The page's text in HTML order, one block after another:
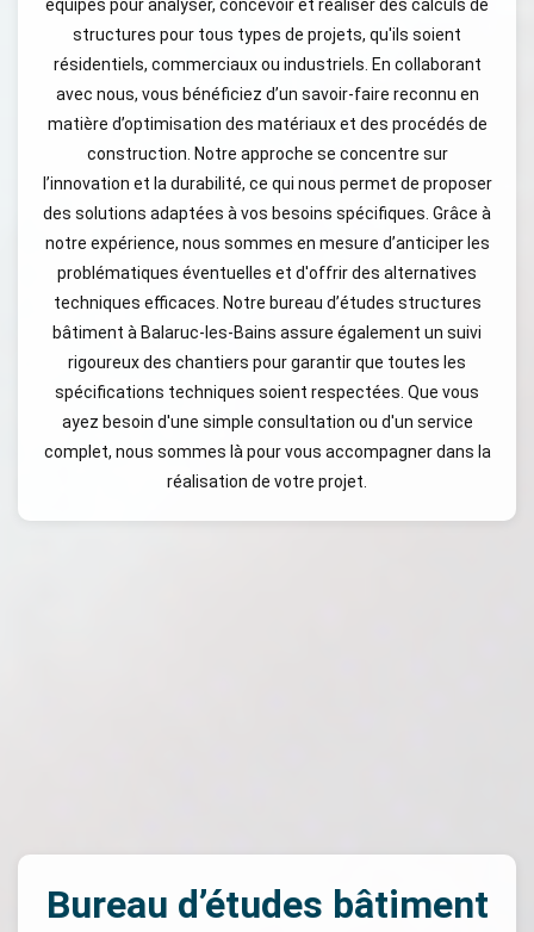
équipés pour analyser, concevoir et réaliser des calculs de
structures pour tous types de projets, qu'ils soient
résidentiels, commerciaux ou industriels. En collaborant
avec nous, vous bénéficiez d’un savoir-faire reconnu en
matière d’optimisation des matériaux et des procédés de
construction. Notre approche se concentre sur
l’innovation et la durabilité, ce qui nous permet de proposer
des solutions adaptées à vos besoins spécifiques. Grâce à
notre expérience, nous sommes en mesure d’anticiper les
problématiques éventuelles et d'offrir des alternatives
techniques efficaces. Notre bureau d’études structures
bâtiment à Balaruc-les-Bains assure également un suivi
rigoureux des chantiers pour garantir que toutes les
spécifications techniques soient respectées. Que vous
ayez besoin d'une simple consultation ou d'un service
complet, nous sommes là pour vous accompagner dans la
réalisation de votre projet.
Bureau d’études bâtiment